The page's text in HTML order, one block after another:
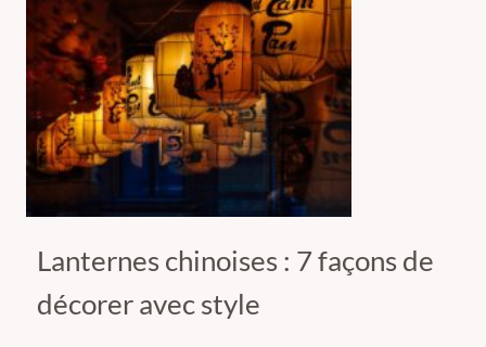
Lanternes chinoises : 7 façons de
décorer avec style